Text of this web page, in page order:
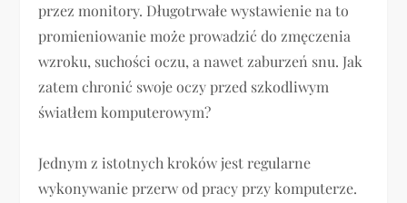
przez monitory. Długotrwałe wystawienie na to
promieniowanie może prowadzić do zmęczenia
wzroku, suchości oczu, a nawet zaburzeń snu. Jak
zatem chronić swoje oczy przed szkodliwym
światłem komputerowym?
Jednym z istotnych kroków jest regularne
wykonywanie przerw od pracy przy komputerze.